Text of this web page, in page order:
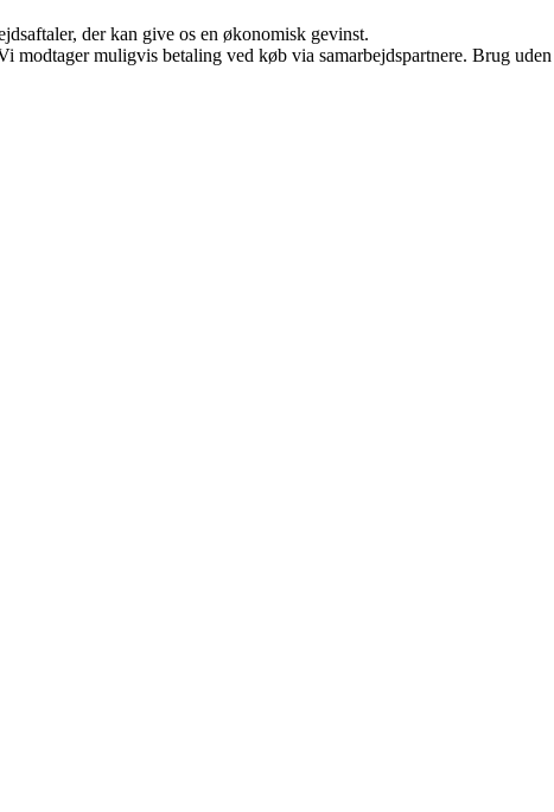
der kan give os en økonomisk gevinst.
muligvis betaling ved køb via samarbejdspartnere. Brug